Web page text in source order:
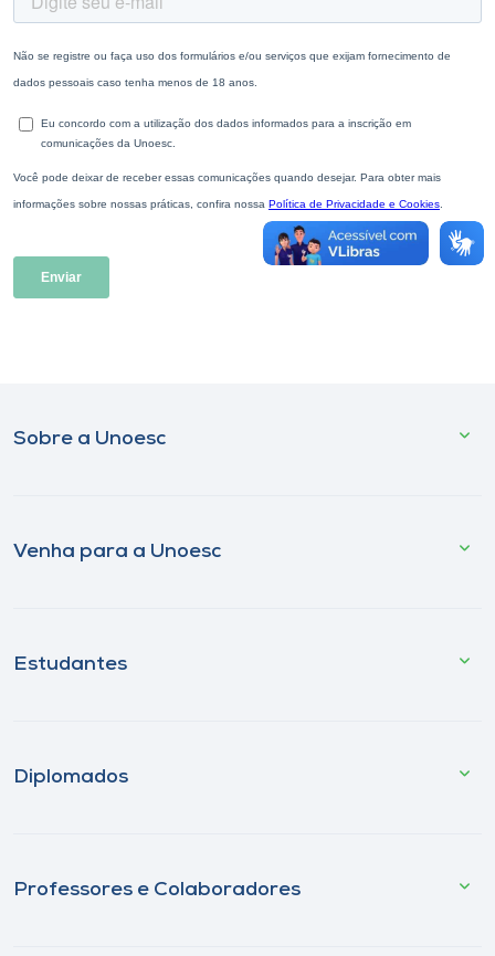
Sobre a Unoesc
Venha para a Unoesc
Estudantes
Diplomados
Professores e Colaboradores